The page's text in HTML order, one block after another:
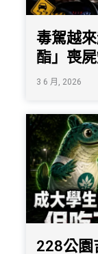
毒駕越
酯」喪
3 6 月, 2026
228公園